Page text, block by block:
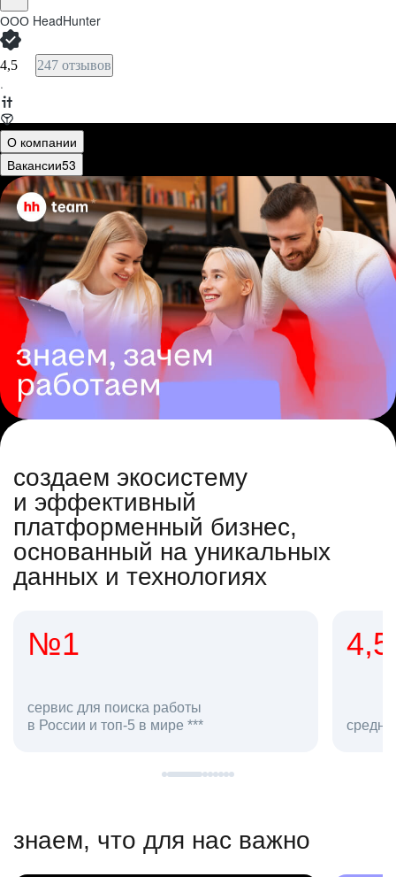
ООО HeadHunter
4,5 247 отзывов
·
О компании
Вакансии53
создаем экосистему
и эффективный
платформенный бизнес,
основанный на уникальных
данных и технологиях
4,5
средняя оценка hh.ru как работодателя **
в hh.ru
знаем, что для нас важно